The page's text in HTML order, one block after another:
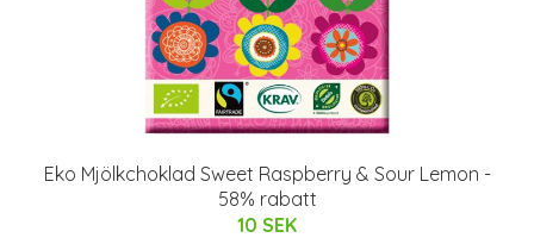
Eko Mjölkchoklad Sweet Raspberry & Sour Lemon -
58% rabatt
10 SEK